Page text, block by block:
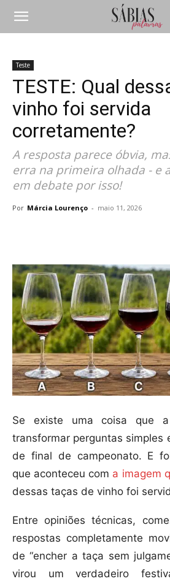
Teste
TESTE: Qual
vinho foi servida
corretamente?
A resposta parece óbvia,
erra na primeira olhada - e
em debate por isso!
Por Márcia Lourenço - maio 11, 2026
Se existe uma coisa que
transformar perguntas simples
de final de campeonato. E
que aconteceu com a imagem
dessas taças de vinho foi
Entre opiniões técnicas,
respostas completamente
de “encher a taça sem
virou um verdadeiro